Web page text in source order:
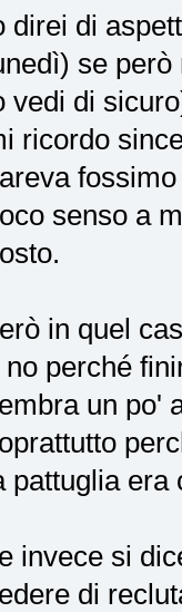
direi di
se però
vedi di
ricordo
senso a
in quel
no perché
un po'
pattuglia era
invece si
di